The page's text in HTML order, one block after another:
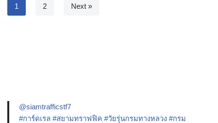
1 2 Next »
@siamtrafficstf7
#การ์ดเรล #สยามทราฟฟิค #วัยรุ่นกรมทางหลวง #กรม